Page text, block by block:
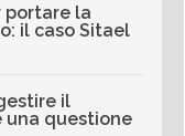
portare la
il caso Sitael
il
una questione